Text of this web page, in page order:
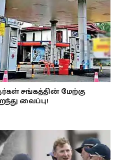
சங்கத்தின் மேற்கு
வைப்பு!